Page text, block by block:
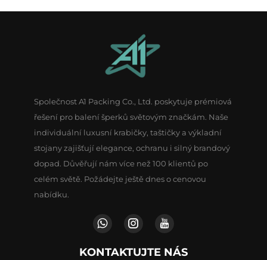
Společnost A1 Packing Co., Ltd. poskytuje prémiová
řešení pro balení šperků světovým značkám. Naše
individuální luxusní krabičky, taštičky a výkladní
stojany zajišťují elegance, ochranu i silný brandový
dopad. Důvěřují nám více než 100 klientů po
celém světě. Požádejte ještě dnes o cenovou
nabídku.
KONTAKTUJTE NÁS